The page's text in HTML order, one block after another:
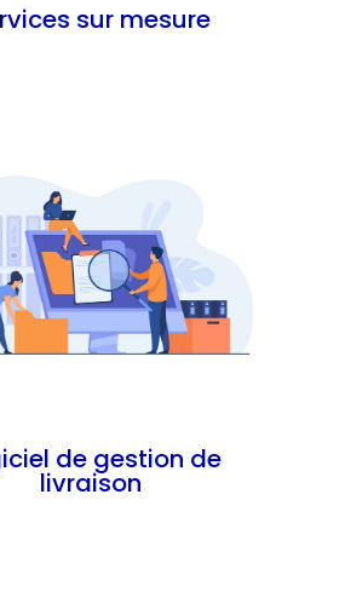
sur mesure
de gestion de
livraison
En savoir plus